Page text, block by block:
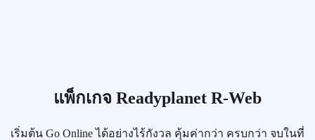
แพ็กเกจ Readyplanet R-Web
เริ่มต้น Go Onlineได้อย่างไร้กังวล คุ้มค่ากว่า ครบกว่า จบในที่